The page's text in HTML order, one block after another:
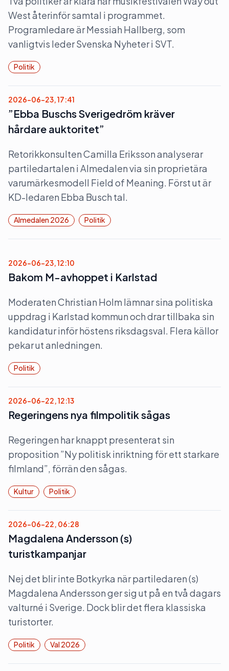
West återinför samtal i programmet.
Programledare är Messiah Hallberg, som
vanligtvis leder Svenska Nyheter i SVT.
Politik
2026-06-23, 17:41
”Ebba Buschs Sverigedröm kräver
hårdare auktoritet”
Retorikkonsulten Camilla Eriksson analyserar
partiledartalen i Almedalen via sin proprietära
varumärkesmodell Field of Meaning. Först ut är
KD-ledaren Ebba Busch tal.
Almedalen 2026 Politik
2026-06-23, 12:10
Bakom M-avhoppet i Karlstad
Moderaten Christian Holm lämnar sina politiska
uppdrag i Karlstad kommun och drar tillbaka sin
kandidatur inför höstens riksdagsval. Flera källor
pekar ut anledningen.
Politik
2026-06-22, 12:13
Regeringens nya filmpolitik sågas
Regeringen har knappt presenterat sin
proposition ”Ny politisk inriktning för ett starkare
filmland”, förrän den sågas.
Kultur Politik
2026-06-22, 06:28
Magdalena Andersson (s)
turistkampanjar
Nej det blir inte Botkyrka när partiledaren (s)
Magdalena Andersson ger sig ut på en två dagars
valturné i Sverige. Dock blir det flera klassiska
turistorter.
Politik Val 2026